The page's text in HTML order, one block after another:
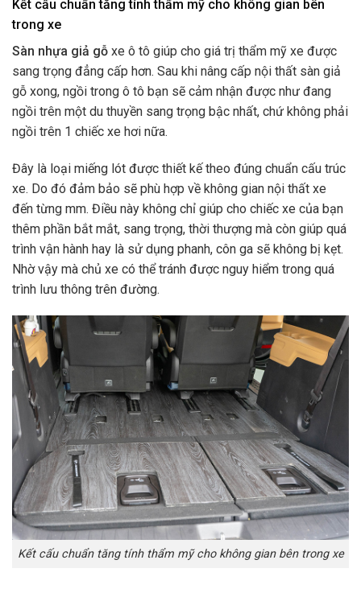
Kết cấu chuẩn tăng tính thẩm mỹ cho không gian bên
trong xe
Sàn nhựa giả gỗ xe ô tô giúp cho giá trị thẩm mỹ xe được
sang trọng đẳng cấp hơn. Sau khi nâng cấp nội thất sàn giả
gỗ xong, ngồi trong ô tô bạn sẽ cảm nhận được như đang
ngồi trên một du thuyền sang trọng bậc nhất, chứ không phải
ngồi trên 1 chiếc xe hơi nữa.
Đây là loại miếng lót được thiết kế theo đúng chuẩn cấu trúc
xe. Do đó đảm bảo sẽ phù hợp về không gian nội thất xe
đến từng mm. Điều này không chỉ giúp cho chiếc xe của bạn
thêm phần bắt mắt, sang trọng, thời thượng mà còn giúp quá
trình vận hành hay là sử dụng phanh, côn ga sẽ không bị kẹt.
Nhờ vậy mà chủ xe có thể tránh được nguy hiểm trong quá
trình lưu thông trên đường.
Kết cấu chuẩn tăng tính thẩm mỹ cho không gian bên trong xe